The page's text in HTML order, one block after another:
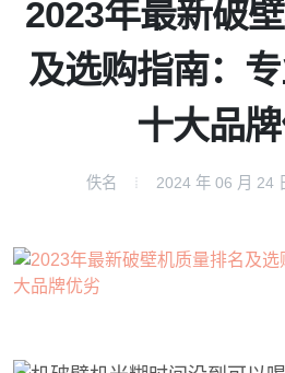
2023年最新破
及选购指南：
十大品
佚名 2024 年 06 月 24